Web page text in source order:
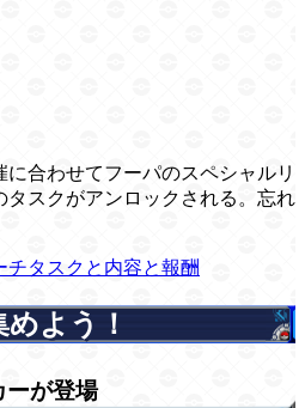
合わせてフーパのスペシャルリ
タスクがアンロックされる。忘れ
タスクと内容と報酬
よう！
ーが登場